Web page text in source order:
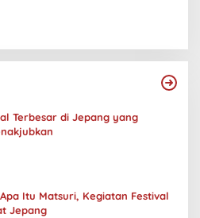
Terbesar di Jepang yang
Itu Matsuri, Kegiatan Festival
Jepang